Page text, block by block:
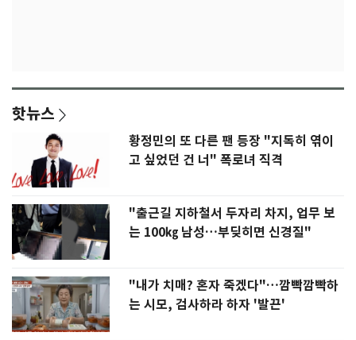
핫뉴스
황정민의 또 다른 팬 등장 "지독히 엮이
고 싶었던 건 너" 폭로녀 직격
"출근길 지하철서 두자리 차지, 업무 보
는 100㎏ 남성…부딪히면 신경질"
"내가 치매? 혼자 죽겠다"…깜빡깜빡하
는 시모, 검사하라 하자 '발끈'